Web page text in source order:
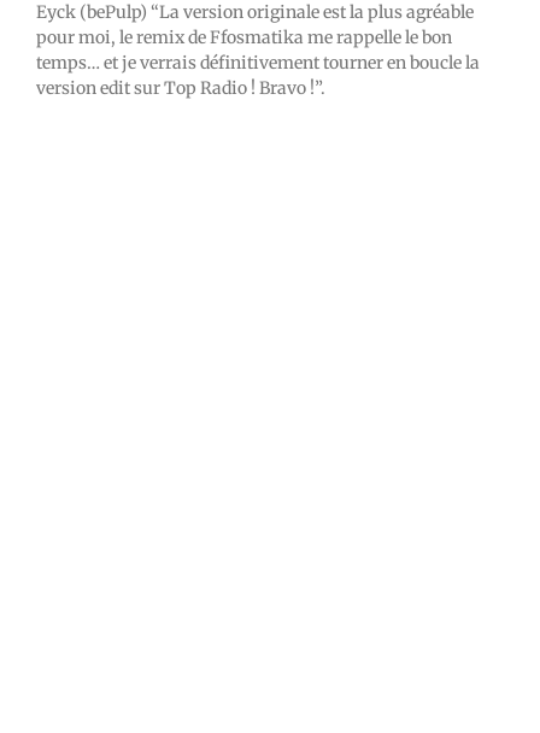
Eyck (bePulp) “La version originale est la plus agréable
pour moi, le remix de Ffosmatika me rappelle le bon
temps… et je verrais définitivement tourner en boucle la
version edit sur Top Radio ! Bravo !”.